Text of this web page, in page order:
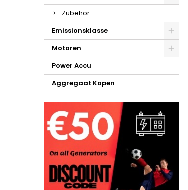
Zubehör
Emissionsklasse
Motoren
Power Accu
Aggregaat Kopen